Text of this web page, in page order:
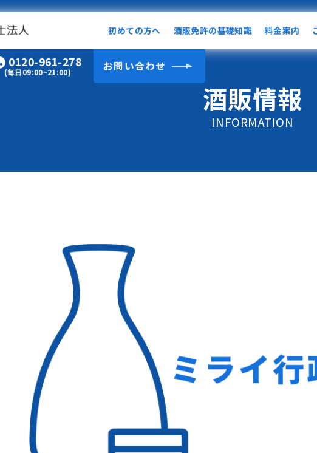
初めての方へ 酒販免許の基礎知識 料金案内
0120-961-278
(毎日09:00~21:00) お問い合わせ
酒販情報
INFORMATION